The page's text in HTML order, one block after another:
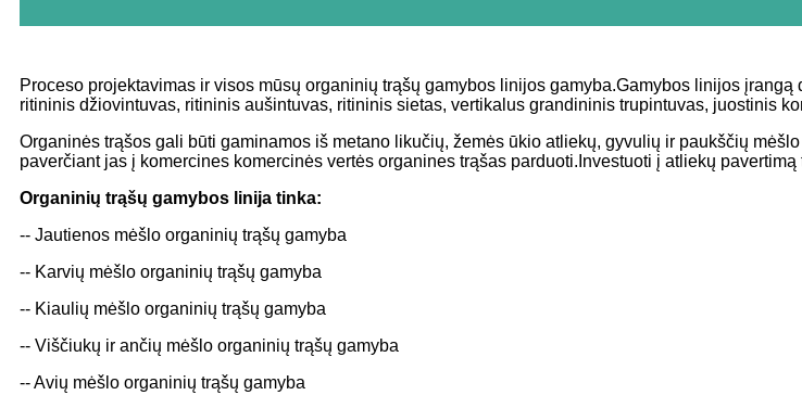
Proceso projektavimas ir visos mūsų organinių trąšų gamybos linijos gamyba.Gamybos linijos
ritininis džiovintuvas, ritininis aušintuvas, ritininis sietas, vertikalus grandininis trupintuvas, juostinis
Organinės trąšos gali būti gaminamos iš metano likučių, žemės ūkio atliekų, gyvulių ir paukščių
paverčiant jas į komercines komercinės vertės organines trąšas parduoti.Investuoti į atliekų pavertimą
Organinių trąšų gamybos linija tinka:
-- Jautienos mėšlo organinių trąšų gamyba
-- Karvių mėšlo organinių trąšų gamyba
-- Kiaulių mėšlo organinių trąšų gamyba
-- Viščiukų ir ančių mėšlo organinių trąšų gamyba
-- Avių mėšlo organinių trąšų gamyba